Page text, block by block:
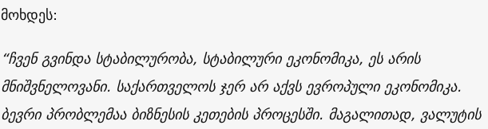
მოხდეს:
“ჩვენ გვინდა სტაბილურობა, სტაბილური ეკონომიკა, ეს არის
მნიშვნელოვანი. საქართველოს ჯერ არ აქვს ევროპული ეკონომიკა.
ბევრი პრობლემაა ბიზნესის კეთების პროცესში. მაგალითად, ვალუტის